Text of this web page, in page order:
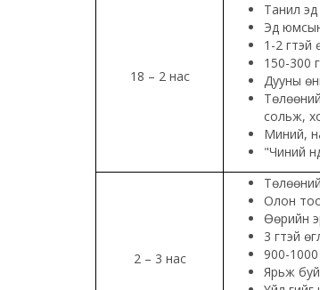
18 – 2 нас
Танил
Эд
1-2 үгтэй
150-300
Дууны
сольж,
Миний,
"Чиний
2 – 3 нас
Олон
Өөрийн
3 үгтэй
900-1000
Ярьж